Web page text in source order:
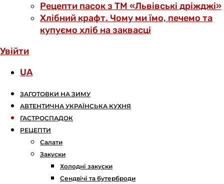
Рецепти пасок з ТМ «Львівські дріжджі»
Хлібний крафт. Чому ми їмо, печемо та
купуємо хліб на заквасці
Увійти
UA
ЗАГОТОВКИ НА ЗИМУ
АВТЕНТИЧНА УКРАЇНСЬКА КУХНЯ
ГАСТРОСПАДОК
РЕЦЕПТИ
Салати
Закуски
Холодні закуски
Сендвічі та бутерброди